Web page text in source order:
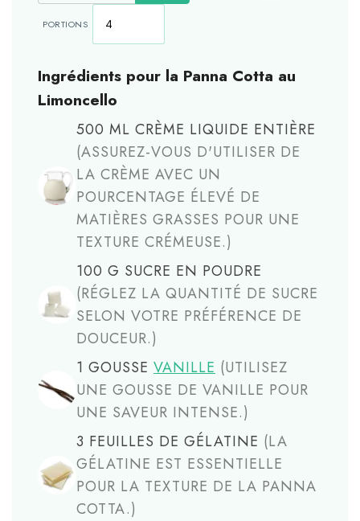
PORTIONS
Ingrédients pour la Panna Cotta au
Limoncello
500 ML CRÈME LIQUIDE ENTIÈRE
(ASSUREZ-VOUS D'UTILISER DE
LA CRÈME AVEC UN
POURCENTAGE ÉLEVÉ DE
MATIÈRES GRASSES POUR UNE
TEXTURE CRÉMEUSE.)
100 G SUCRE EN POUDRE
(RÉGLEZ LA QUANTITÉ DE SUCRE
SELON VOTRE PRÉFÉRENCE DE
DOUCEUR.)
1 GOUSSE VANILLE (UTILISEZ
UNE GOUSSE DE VANILLE POUR
UNE SAVEUR INTENSE.)
3 FEUILLES DE GÉLATINE (LA
GÉLATINE EST ESSENTIELLE
POUR LA TEXTURE DE LA PANNA
COTTA.)